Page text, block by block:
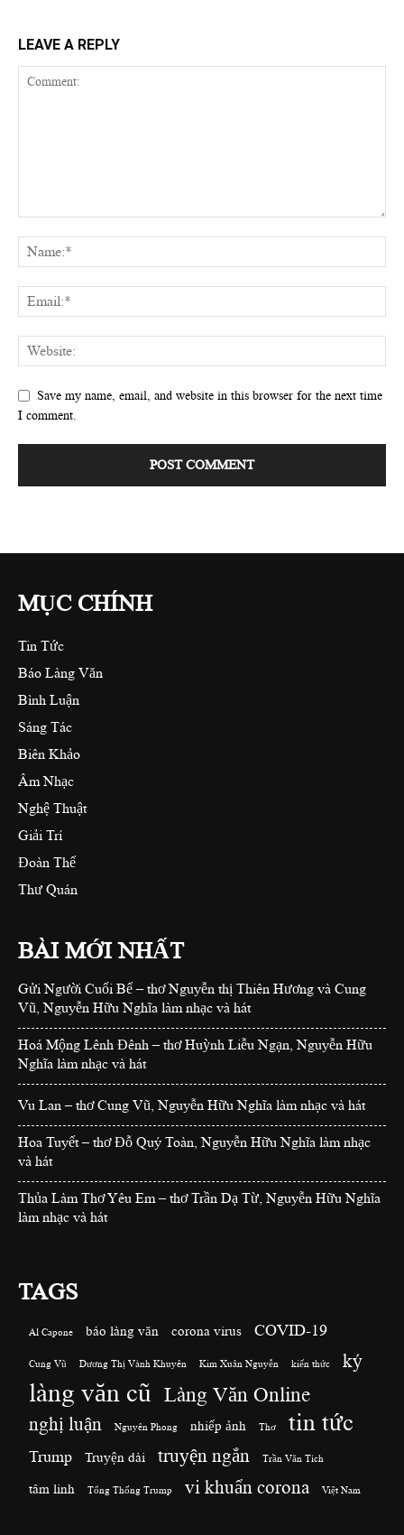
LEAVE A REPLY
Save my name, email, and website in this browser for the next time
I comment.
MỤC CHÍNH
Tin Tức
Báo Làng Văn
Bình Luận
Sáng Tác
Biên Khảo
Âm Nhạc
Nghệ Thuật
Giải Trí
Đoàn Thể
Thư Quán
BÀI MỚI NHẤT
Gửi Người Cuối Bể – thơ Nguyễn thị Thiên Hương và Cung
Vũ, Nguyễn Hữu Nghĩa làm nhạc và hát
Hoá Mộng Lênh Đênh – thơ Huỳnh Liễu Ngạn, Nguyễn Hữu
Nghĩa làm nhạc và hát
Vu Lan – thơ Cung Vũ, Nguyễn Hữu Nghĩa làm nhạc và hát
Hoa Tuyết – thơ Đỗ Quý Toàn, Nguyễn Hữu Nghĩa làm nhạc
và hát
Thủa Làm Thơ Yêu Em – thơ Trần Dạ Từ, Nguyễn Hữu Nghĩa
làm nhạc và hát
TAGS
Al Capone báo làng văn corona virus COVID-19
Cung Vũ Dương Thị Vành Khuyên Kim Xuân Nguyễn kiến thức ký
làng văn cũ Làng Văn Online
nghị luận Nguyên Phong nhiếp ảnh Thơ tin tức
Trump Truyện dài truyện ngắn Trần Văn Tích
tâm linh Tổng Thống Trump vi khuẩn corona Việt Nam